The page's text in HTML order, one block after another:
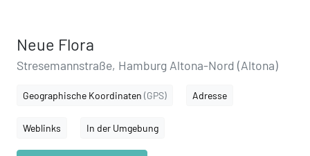
Neue Flora
Stresemannstraße, Hamburg Altona-Nord (Altona)
Geographische Koordinaten (GPS) Adresse
Weblinks In der Umgebung